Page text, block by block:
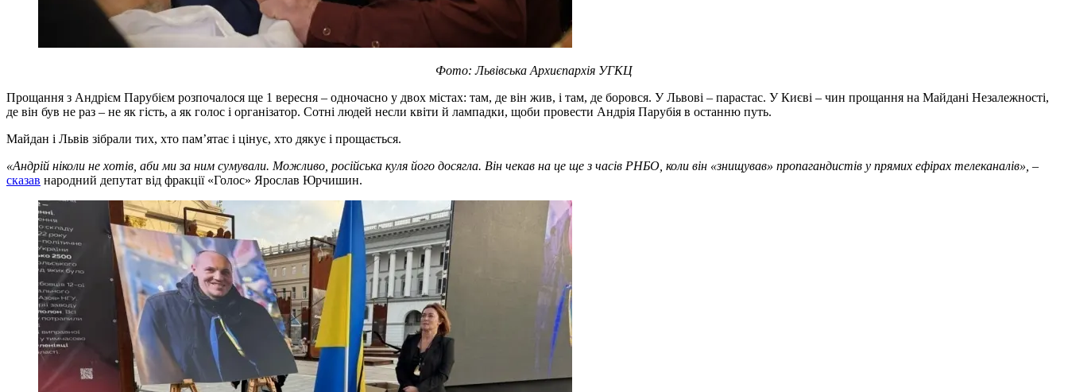
Фото: Львівська Архиєпархія УГКЦ
Прощання з Андрієм Парубієм розпочалося ще 1 вересня – одночасно у двох містах: там, де він жив, і там, де боровся. У Львові – парастас. У Києві – чин прощання на Майдані Незалежності,
де він був не раз – не як гість, а як голос і організатор. Сотні людей несли квіти й лампадки, щоби провести Андрія Парубія в останню путь.
Майдан і Львів зібрали тих, хто пам’ятає і цінує, хто дякує і прощається.
«Андрій ніколи не хотів, аби ми за ним сумували. Можливо, російська куля його досягла. Він чекав на це ще з часів РНБО, коли він «знищував» пропагандистів у прямих ефірах телеканалів», –
сказав народний депутат від фракції «Голос» Ярослав Юрчишин.